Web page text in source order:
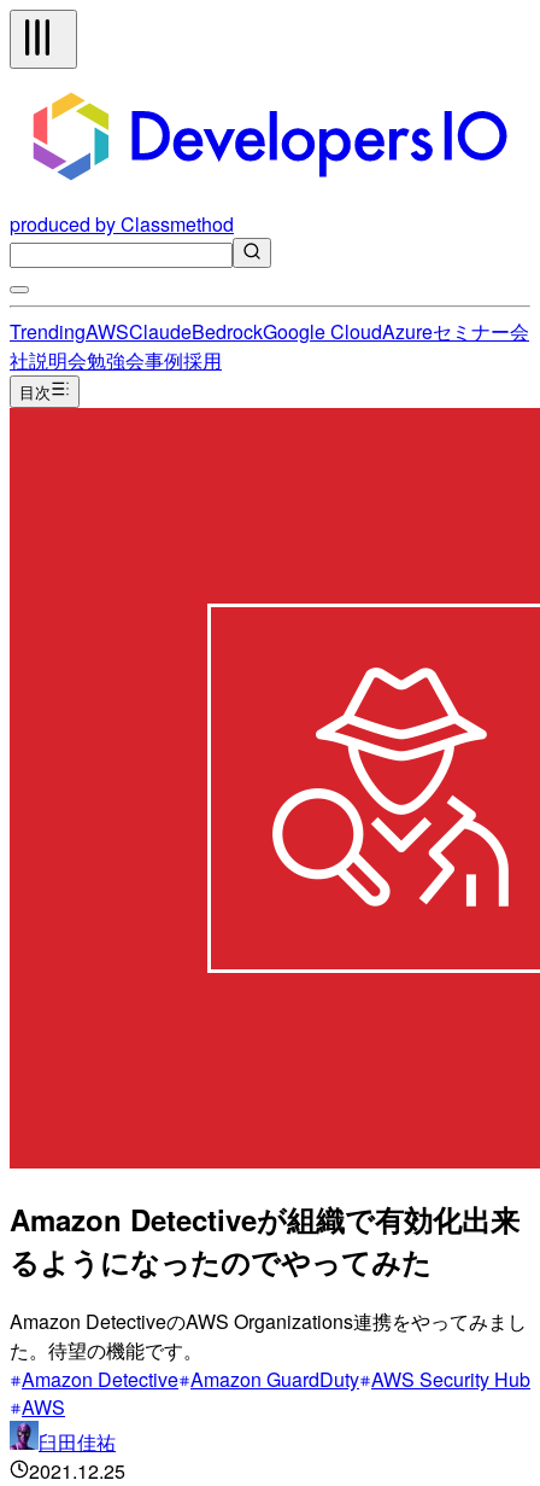
produced by Classmethod
TrendingAWSClaudeBedrockGoogle CloudAzureセミナー会
社説明会勉強会事例採用
目次
Amazon Detectiveが組織で有効化出来
るようになったのでやってみた
Amazon DetectiveのAWS Organizations連携をやってみまし
た。待望の機能です。
Amazon Detective Amazon GuardDuty AWS Security Hub
AWS
臼田佳祐
2021.12.25